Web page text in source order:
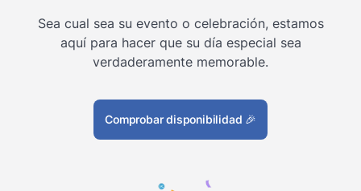
Sea cual sea su evento o celebración, estamos
aquí para hacer que su día especial sea
verdaderamente memorable.
Comprobar disponibilidad 🎉